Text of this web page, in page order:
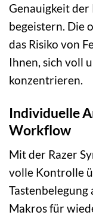
Genauigkeit der
begeistern. Die
das Risiko von
Ihnen, sich voll
konzentrieren.
Individuelle
Workflow
Mit der Razer
volle Kontrolle
Tastenbelegung
Makros für